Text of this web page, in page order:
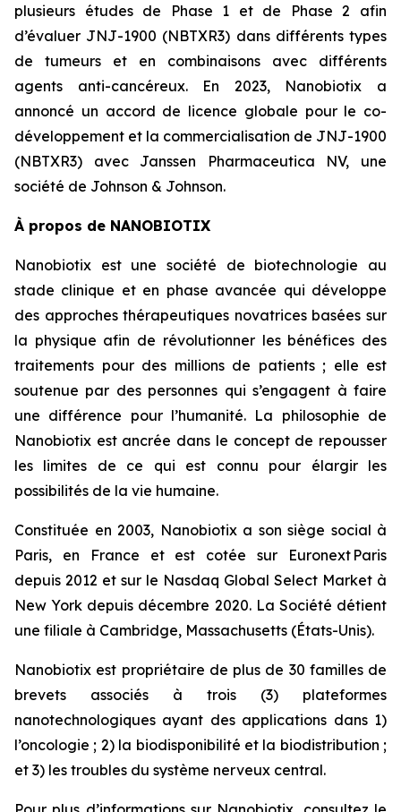
plusieurs études de Phase 1 et de Phase 2 afin
d’évaluer JNJ-1900 (NBTXR3) dans différents types
de tumeurs et en combinaisons avec différents
agents anti-cancéreux. En 2023, Nanobiotix a
annoncé un accord de licence globale pour le co-
développement et la commercialisation de JNJ-1900
(NBTXR3) avec Janssen Pharmaceutica NV, une
société de Johnson & Johnson.
À propos de NANOBIOTIX
Nanobiotix est une société de biotechnologie au
stade clinique et en phase avancée qui développe
des approches thérapeutiques novatrices basées sur
la physique afin de révolutionner les bénéfices des
traitements pour des millions de patients ; elle est
soutenue par des personnes qui s’engagent à faire
une différence pour l’humanité. La philosophie de
Nanobiotix est ancrée dans le concept de repousser
les limites de ce qui est connu pour élargir les
possibilités de la vie humaine.
Constituée en 2003, Nanobiotix a son siège social à
Paris, en France et est cotée sur Euronext Paris
depuis 2012 et sur le Nasdaq Global Select Market à
New York depuis décembre 2020. La Société détient
une filiale à Cambridge, Massachusetts (États-Unis).
Nanobiotix est propriétaire de plus de 30 familles de
brevets associés à trois (3) plateformes
nanotechnologiques ayant des applications dans 1)
l’oncologie ; 2) la biodisponibilité et la biodistribution ;
et 3) les troubles du système nerveux central.